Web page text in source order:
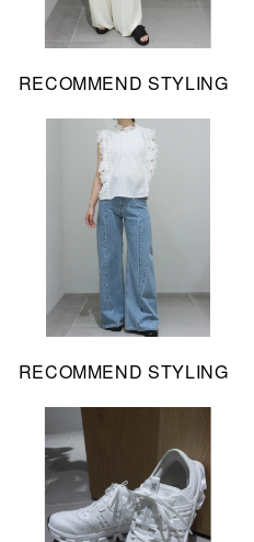
RECOMMEND STYLING
RECOMMEND STYLING